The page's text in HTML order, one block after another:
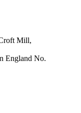
Mill,
England No.